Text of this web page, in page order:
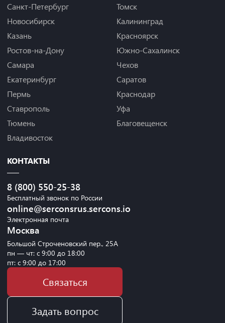
Санкт-Петербург
Новосибирск
Казань
Ростов-на-Дону
Самара
Екатеринбург
Пермь
Ставрополь
Тюмень
Владивосток
Томск
Калининград
Красноярск
Южно-Сахалинск
Чехов
Саратов
Краснодар
Уфа
Благовещенск
КОНТАКТЫ
8 (800) 550-25-38
Бесплатный звонок по России
online@serconsrus.sercons.io
Электронная почта
Москва
Большой Строченовский пер., 25А
пн — чт: с 9:00 до 18:00
пт: с 9:00 до 17:00
Связаться
Задать вопрос